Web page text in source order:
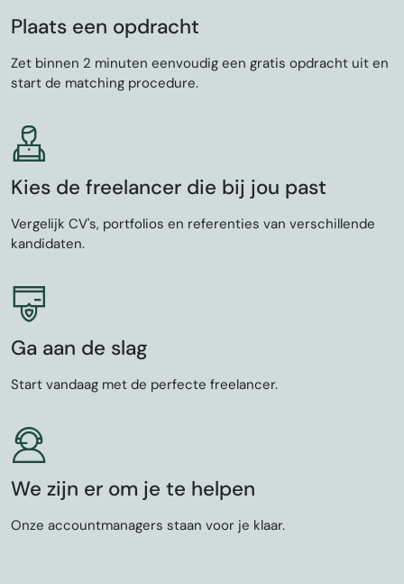
Plaats een opdracht
Zet binnen 2 minuten eenvoudig een gratis opdracht uit en
start de matching procedure.
Kies de freelancer die bij jou past
Vergelijk CV's, portfolios en referenties van verschillende
kandidaten.
Ga aan de slag
Start vandaag met de perfecte freelancer.
We zijn er om je te helpen
Onze accountmanagers staan voor je klaar.